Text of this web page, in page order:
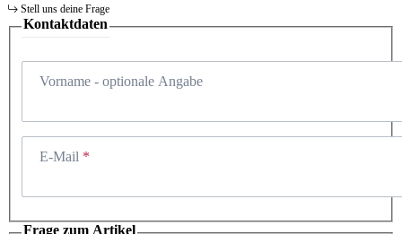
Stell uns deine Frage
Kontaktdaten
Vorname - optionale Angabe
E-Mail
Frage zum Artikel